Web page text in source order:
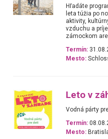
Hľadáte
leta túžia po
aktivity,
vzduchu a
zámockom
Termín:
Mesto:
Leto v
Vodná párty
Termín:
Mesto: